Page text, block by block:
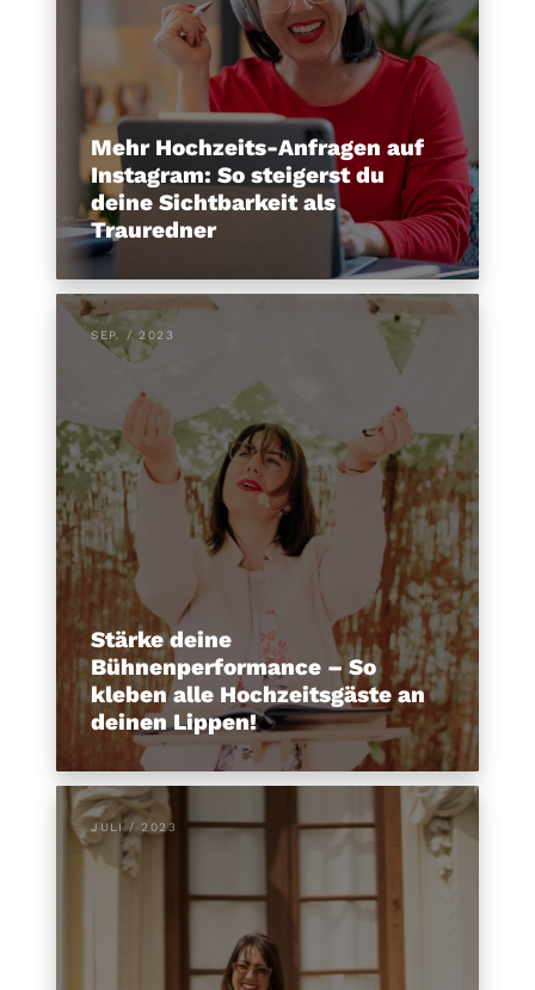
Mehr Hochzeits-Anfragen auf
Instagram: So steigerst du
deine Sichtbarkeit als
Trauredner
SEP. / 2023
Stärke deine
Bühnenperformance – So
kleben alle Hochzeitsgäste an
deinen Lippen!
JULI / 2023